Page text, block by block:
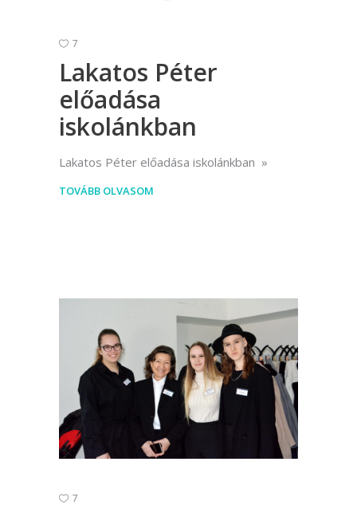
7
Lakatos Péter
előadása
iskolánkban
Lakatos Péter előadása iskolánkban
TOVÁBB OLVASOM
7